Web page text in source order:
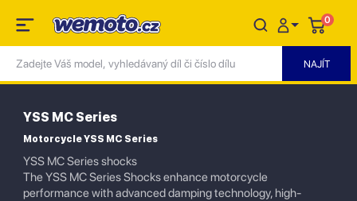
0
YSS MC Series
Motorcycle YSS MC Series
YSS MC Series shocks
The YSS MC Series Shocks enhance motorcycle
performance with advanced damping technology, high-